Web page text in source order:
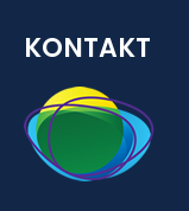
KONTAKT